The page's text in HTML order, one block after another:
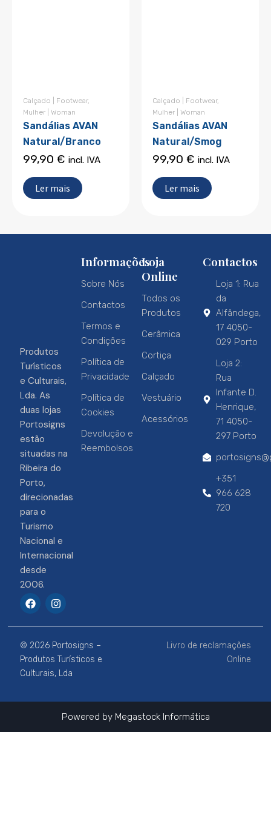
Calçado | Footwear,
Mulher | Woman
Sandálias AVAN
Natural/Branco
99,90 € incl. IVA
Ler mais
Calçado | Footwear,
Mulher | Woman
Sandálias AVAN
Natural/Smog
99,90 € incl. IVA
Ler mais
Produtos
Turísticos
e Culturais,
Lda. As
duas lojas
Portosigns
estão
situadas na
Ribeira do
Porto,
direcionadas
para o
Turismo
Nacional e
Internacional
desde
2006.
F
a
e
b
o
o
k
I
n
t
a
g
r
a
m
Informações
Sobre Nós
Contactos
Termos e
Condições
Política de
Privacidade
Política de
Cookies
Devolução e
Reembolsos
Loja
Online
Todos os
Produtos
Cerâmica
Cortiça
Calçado
Vestuário
Acessórios
Contactos
Loja 1: Rua
da
Alfândega,
17 4050-
029 Porto
Loja 2:
Rua
Infante D.
Henrique,
71 4050-
297 Porto
+351
966 628
720
© 2026 Portosigns –
Produtos Turísticos e
Culturais, Lda
Livro de reclamações
Online
Powered by Megastock Informática